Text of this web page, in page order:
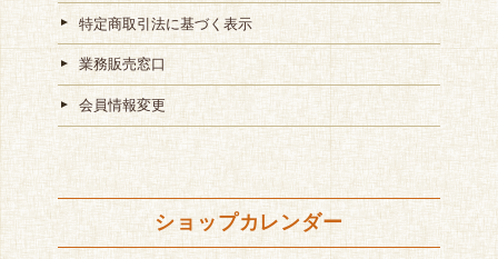
特定商取引法に基づく表示
業務販売窓口
会員情報変更
ショップカレンダー